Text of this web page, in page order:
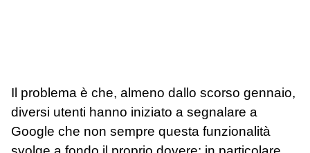
Il problema è che, almeno dallo scorso gennaio,
diversi utenti hanno iniziato a segnalare a
Google che non sempre questa funzionalità